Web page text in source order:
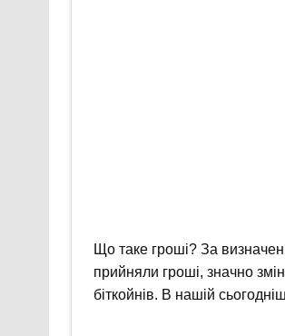
Що таке гроші? За
прийняли гроші, значно
біткойнів. В нашій